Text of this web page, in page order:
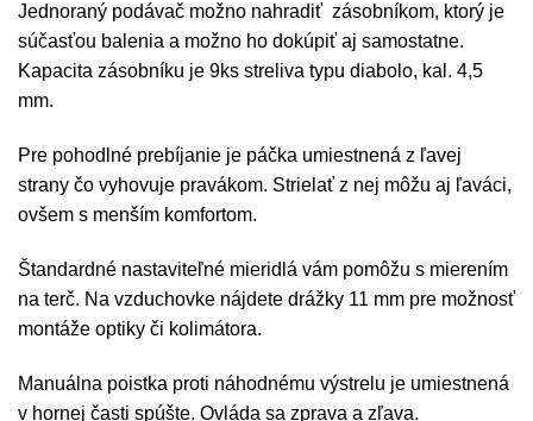
Jednoraný podávač možno nahradiť zásobníkom, ktorý je
súčasťou balenia a možno ho dokúpiť aj samostatne.
Kapacita zásobníku je 9ks streliva typu diabolo, kal. 4,5
mm.
Pre pohodlné prebíjanie je páčka umiestnená z ľavej
strany čo vyhovuje pravákom. Strielať z nej môžu aj ľaváci,
ovšem s menším komfortom.
Štandardné nastaviteľné mieridlá vám pomôžu s mierením
na terč. Na vzduchovke nájdete drážky 11 mm pre možnosť
montáže optiky či kolimátora.
Manuálna poistka proti náhodnému výstrelu je umiestnená
v hornej časti spúšte. Ovláda sa zprava a zľava.